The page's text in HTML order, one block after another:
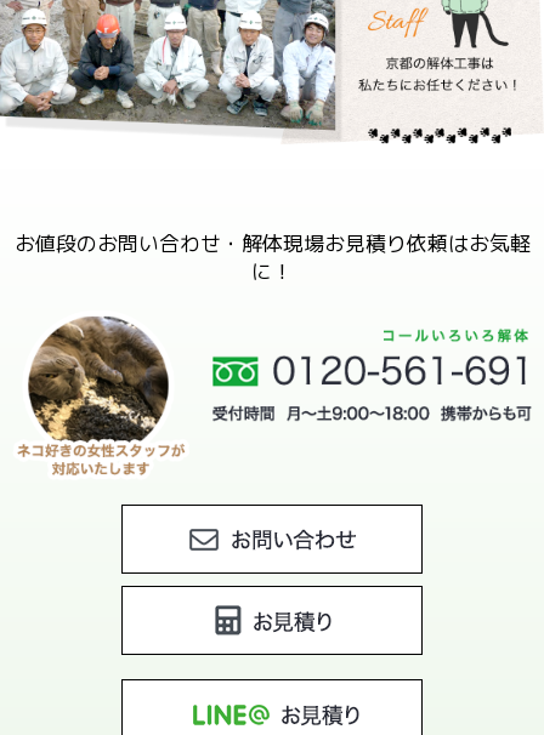
お値段のお問い合わせ・解体現場お見積り依頼はお気軽
に！